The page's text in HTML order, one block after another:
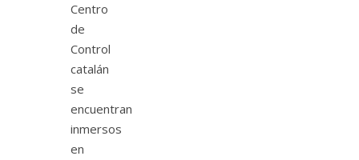
Centro
de
Control
catalán
se
encuentran
inmersos
en